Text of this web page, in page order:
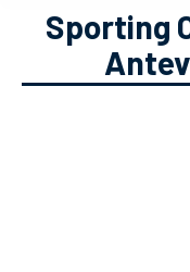
Sporting